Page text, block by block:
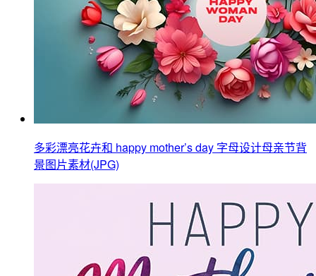
多彩漂亮花卉和 happy mother’s day 字母设计母亲节背
景图片素材(JPG)